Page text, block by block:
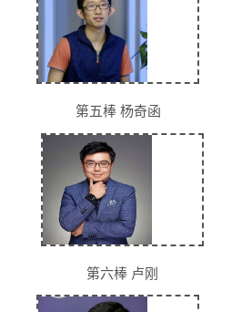
第五棒 杨奇函
第六棒 卢刚